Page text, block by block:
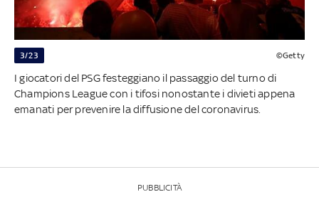
3/23 ©Getty
I giocatori del PSG festeggiano il passaggio del turno di
Champions League con i tifosi nonostante i divieti appena
emanati per prevenire la diffusione del coronavirus.
PUBBLICITÀ